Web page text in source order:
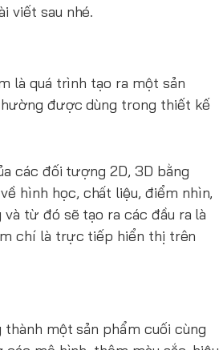
viết sau nhé.
là quá trình tạo ra một sản
được dùng trong thiết kế
các đối tượng 2D, 3D bằng
hình học, chất liệu, điểm nhìn,
từ đó sẽ tạo ra các đầu ra là
chí là trực tiếp hiển thị trên
một sản phẩm cuối cùng